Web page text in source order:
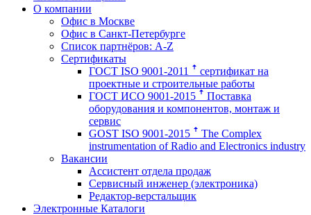
О компании
Офис в Москве
Офис в Санкт-Петербурге
Список партнёров: A-Z
Сертификаты
ГОСТ ISO 9001-2011 ꜛ сертификат на
проектные и строительные работы
ГОСТ ИСО 9001-2015 ꜛ Поставка
оборудования и компонентов, монтаж и
сервис
GOST ISO 9001-2015 ꜛ The Complex
instrumentation of Radio and Electronics industry
Вакансии
Ассистент отдела продаж
Сервисный инженер (электроника)
Редактор-верстальщик
Электронные Каталоги